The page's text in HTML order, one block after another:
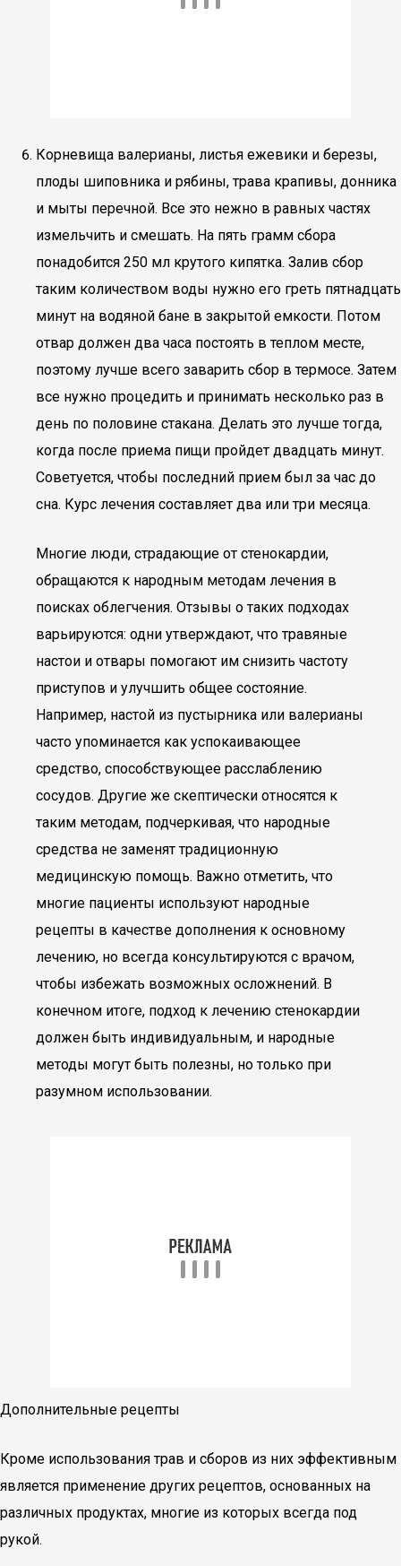
Корневища валерианы, листья ежевики и березы,
плоды шиповника и рябины, трава крапивы, донника
и мыты перечной. Все это нежно в равных частях
измельчить и смешать. На пять грамм сбора
понадобится 250 мл крутого кипятка. Залив сбор
таким количеством воды нужно его греть пятнадцать
минут на водяной бане в закрытой емкости. Потом
отвар должен два часа постоять в теплом месте,
поэтому лучше всего заварить сбор в термосе. Затем
все нужно процедить и принимать несколько раз в
день по половине стакана. Делать это лучше тогда,
когда после приема пищи пройдет двадцать минут.
Советуется, чтобы последний прием был за час до
сна. Курс лечения составляет два или три месяца.
Многие люди, страдающие от стенокардии,
обращаются к народным методам лечения в
поисках облегчения. Отзывы о таких подходах
варьируются: одни утверждают, что травяные
настои и отвары помогают им снизить частоту
приступов и улучшить общее состояние.
Например, настой из пустырника или валерианы
часто упоминается как успокаивающее
средство, способствующее расслаблению
сосудов. Другие же скептически относятся к
таким методам, подчеркивая, что народные
средства не заменят традиционную
медицинскую помощь. Важно отметить, что
многие пациенты используют народные
рецепты в качестве дополнения к основному
лечению, но всегда консультируются с врачом,
чтобы избежать возможных осложнений. В
конечном итоге, подход к лечению стенокардии
должен быть индивидуальным, и народные
методы могут быть полезны, но только при
разумном использовании.
Дополнительные рецепты
Кроме использования трав и сборов из них эффективным
является применение других рецептов, основанных на
различных продуктах, многие из которых всегда под
рукой.